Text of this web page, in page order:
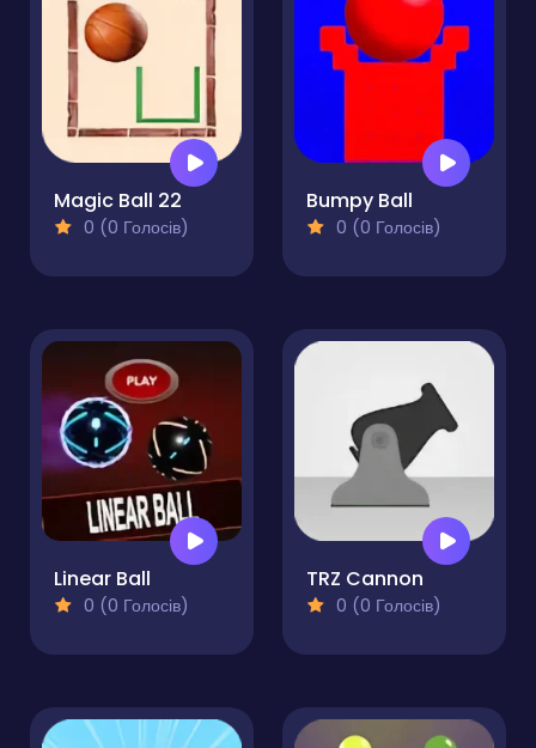
Magic Ball 22
0 (0 Голосів)
Bumpy Ball
0 (0 Голосів)
Linear Ball
0 (0 Голосів)
TRZ Cannon
0 (0 Голосів)